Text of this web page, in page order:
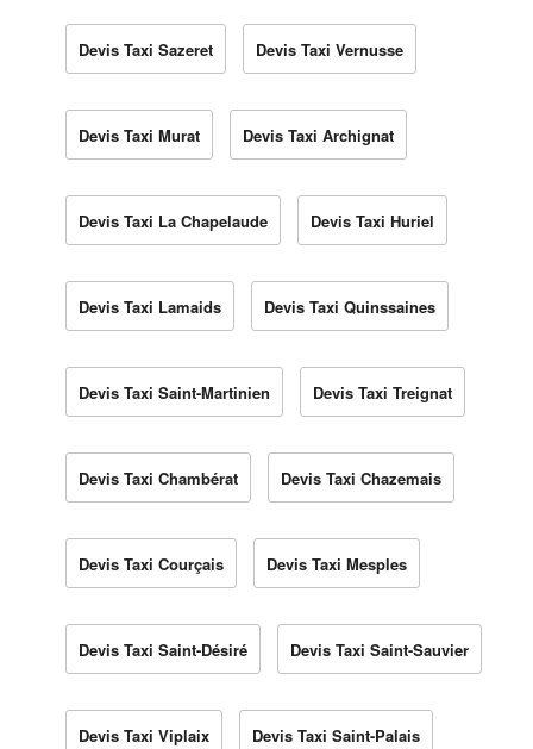
Devis Taxi Sazeret Devis Taxi Vernusse
Devis Taxi Murat Devis Taxi Archignat
Devis Taxi La Chapelaude Devis Taxi Huriel
Devis Taxi Lamaids Devis Taxi Quinssaines
Devis Taxi Saint-Martinien Devis Taxi Treignat
Devis Taxi Chambérat Devis Taxi Chazemais
Devis Taxi Courçais Devis Taxi Mesples
Devis Taxi Saint-Désiré Devis Taxi Saint-Sauvier
Devis Taxi Viplaix Devis Taxi Saint-Palais